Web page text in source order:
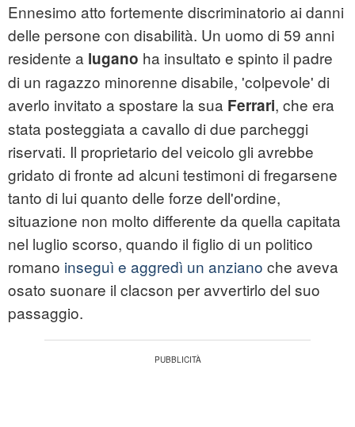
Ennesimo atto fortemente discriminatorio ai danni
delle persone con disabilità. Un uomo di 59 anni
residente a lugano ha insultato e spinto il padre
di un ragazzo minorenne disabile, 'colpevole' di
averlo invitato a spostare la sua Ferrari, che era
stata posteggiata a cavallo di due parcheggi
riservati. Il proprietario del veicolo gli avrebbe
gridato di fronte ad alcuni testimoni di fregarsene
tanto di lui quanto delle forze dell'ordine,
situazione non molto differente da quella capitata
nel luglio scorso, quando il figlio di un politico
romano inseguì e aggredì un anziano che aveva
osato suonare il clacson per avvertirlo del suo
passaggio.